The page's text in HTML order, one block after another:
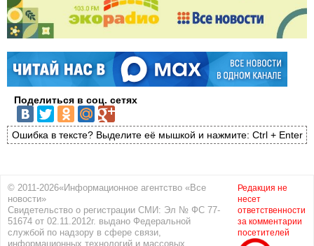
Поделиться в соц. сетях
Ошибка в тексте? Выделите её мышкой и нажмите: Ctrl + Enter
© 2011-2026«Информационное агентство «Все
новости»
Свидетельство о регистрации СМИ: Эл № ФС 77-
51674 от 02.11.2012г. выдано Федеральной
службой по надзору в сфере связи,
информационных технологий и массовых
Редакция не
несет
ответственности
за комментарии
посетителей